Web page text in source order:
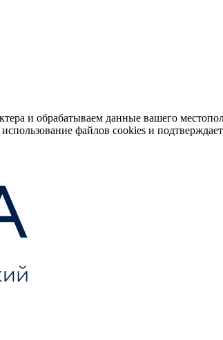
и обрабатываем данные вашего
файлов cookies и